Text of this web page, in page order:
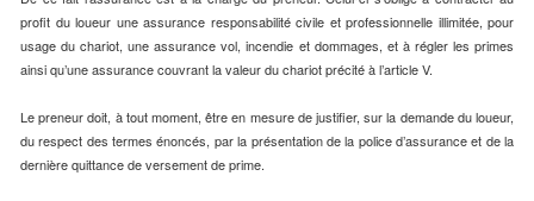
profit du loueur une assurance responsabilité civile et professionnelle illimitée, pour
usage du chariot, une assurance vol, incendie et dommages, et à régler les primes
ainsi qu’une assurance couvrant la valeur du chariot précité à l’article V.
Le preneur doit, à tout moment, être en mesure de justifier, sur la demande du loueur,
du respect des termes énoncés, par la présentation de la police d’assurance et de la
dernière quittance de versement de prime.